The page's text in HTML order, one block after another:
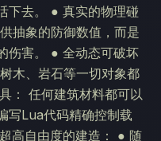
下去。 ● 真实的物理碰
抽象的防御数值，而是
伤害。 ● 全动态可破坏
木、岩石等一切对象都
： 任何建筑材料都可以
写Lua代码精确控制载
高自由度的建造： ● 随